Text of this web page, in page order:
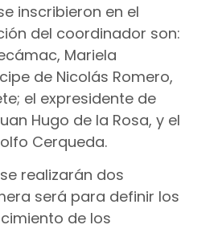
inscribieron en el
del coordinador son:
Mariela
de Nicolás Romero,
el expresidente de
Hugo de la Rosa, y el
Cerqueda.
realizarán dos
será para definir los
de los